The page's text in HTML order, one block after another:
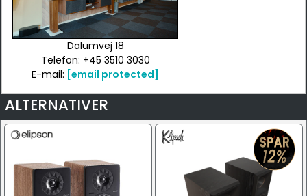
Dalumvej 18
Telefon: +45 3510 3030
E-mail: [email protected]
ALTERNATIVER